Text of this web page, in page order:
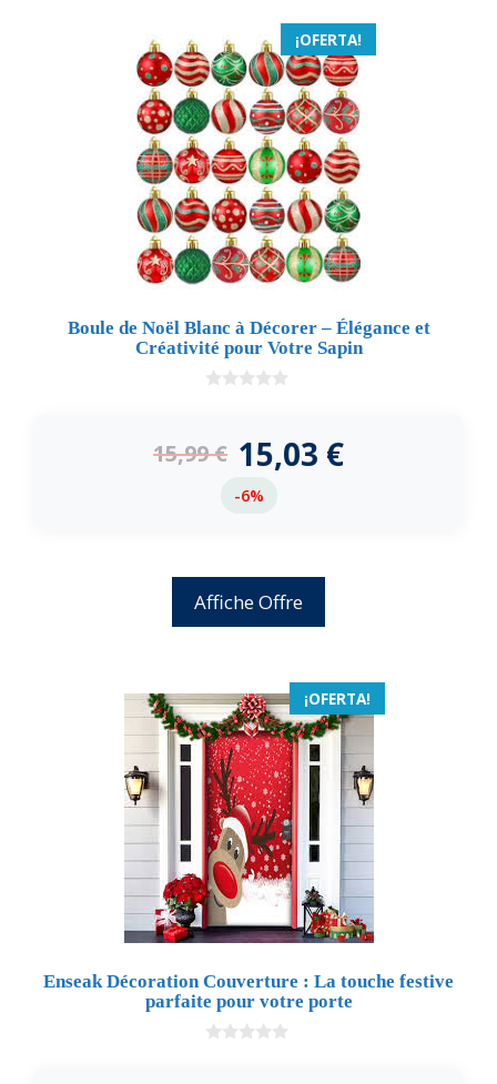
¡OFERTA!
Boule de Noël Blanc à Décorer – Élégance et
Créativité pour Votre Sapin
5
15,99€ 15,03 €
-6%
Affiche Offre
¡OFERTA!
Enseak Décoration Couverture : La touche festive
parfaite pour votre porte